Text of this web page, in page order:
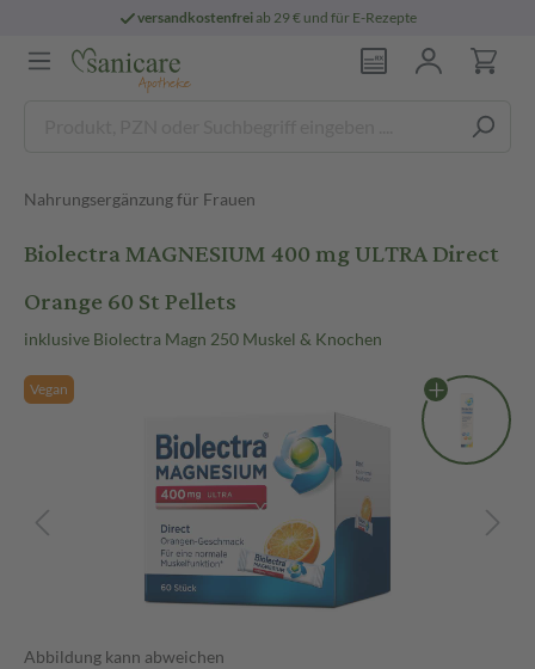
versandkostenfreiab 29 € und für E-Rezepte
Nahrungsergänzung für Frauen
Biolectra MAGNESIUM 400 mg ULTRA Direct
Orange 60 St Pellets
inklusive Biolectra Magn 250 Muskel & Knochen
Vegan
Abbildung kann abweichen